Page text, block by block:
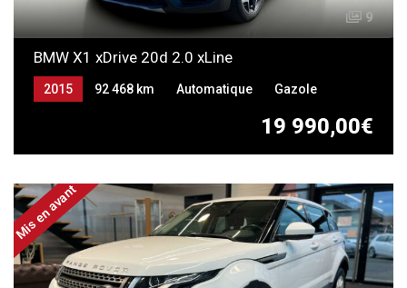
9
BMW X1 xDrive 20d 2.0 xLine
19 990,00€
2015 92 468 km Automatique Gazole
Mis en avant